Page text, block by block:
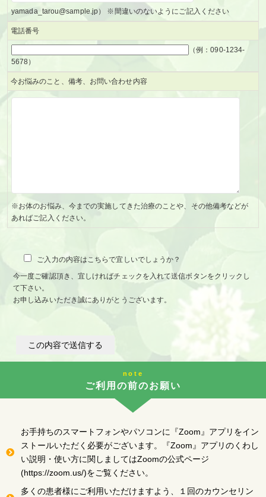
yamada_tarou@sample.jp） ※間違いのないようにご記入ください
電話番号
（例：090-1234-
5678）
今お悩みのこと、備考、お問い合わせ内容
※お体のお悩み、今までの実施してきた治療のことや、その他備考などが
あればご記入ください。
ご入力の内容はこちらで宜しいでしょうか？
今一度ご確認頂き、宜しければチェックを入れて送信ボタンをクリックし
て下さい。
お申し込みいただき誠にありがとうございます。
note
ご利用の前のお願い
お手持ちのスマートフォンやパソコンに『Zoom』アプリをイン
ストールいただく必要がございます。『Zoom』アプリのくわし
い説明・使い方に関しましてはZoomの公式ページ
(https://zoom.us/)をご覧ください。
多くの患者様にご利用いただけますよう、１回のカウンセリン